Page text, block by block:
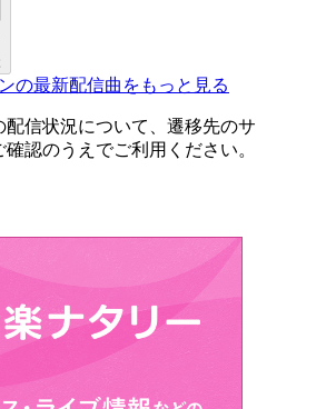
の最新配信曲をもっと見る
信状況について、遷移先のサ
認のうえでご利用ください。